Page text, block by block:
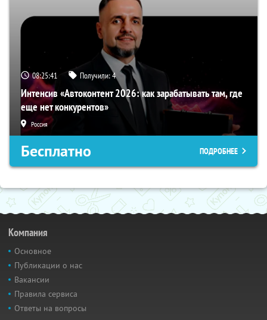
08:25:40 Получили:4
Интенсив «Автоконтент 2026: как зарабатывать там, где
еще нет конкурентов»
Россия
Бесплатно ПОДРОБНЕЕ
Компания
Основное
Публикации о нас
Вакансии
Правила сервиса
Ответы на вопросы